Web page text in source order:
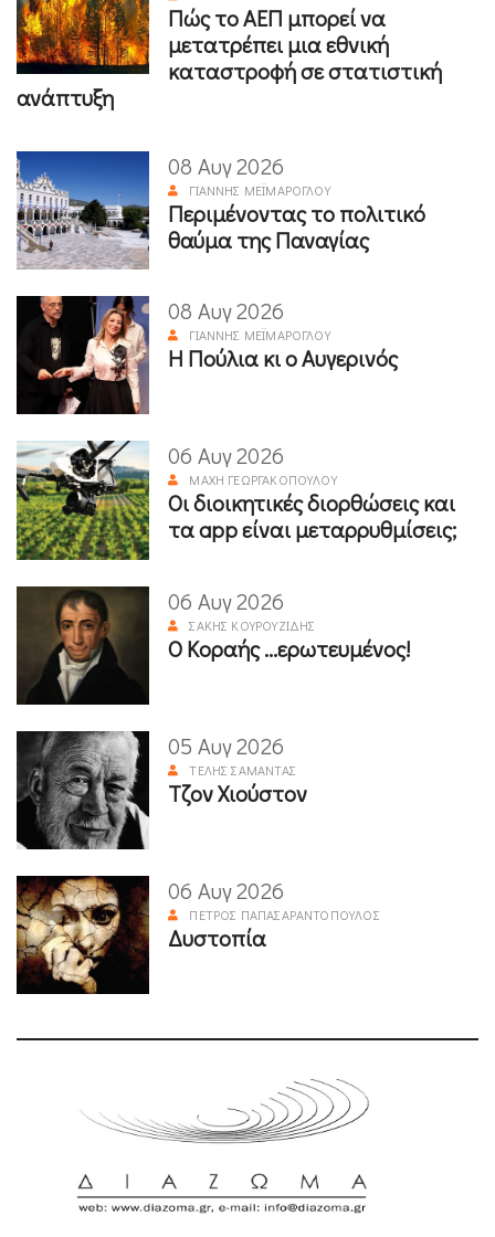
Πώς το ΑΕΠ μπορεί να
μετατρέπει μια εθνική
καταστροφή σε στατιστική
ανάπτυξη
08 Αυγ 2026
ΓΙΆΝΝΗΣ ΜΕΪΜΆΡΟΓΛΟΥ
Περιμένοντας το πολιτικό
θαύμα της Παναγίας
08 Αυγ 2026
ΓΙΆΝΝΗΣ ΜΕΪΜΆΡΟΓΛΟΥ
Η Πούλια κι ο Αυγερινός
06 Αυγ 2026
ΜΆΧΗ ΓΕΩΡΓΑΚΟΠΟΎΛΟΥ
Οι διοικητικές διορθώσεις και
τα app είναι μεταρρυθμίσεις;
06 Αυγ 2026
ΣΆΚΗΣ ΚΟΥΡΟΥΖΊΔΗΣ
Ο Κοραής ...ερωτευμένος!
05 Αυγ 2026
ΤΈΛΗΣ ΣΑΜΑΝΤΆΣ
Τζον Χιούστον
06 Αυγ 2026
ΠΈΤΡΟΣ ΠΑΠΑΣΑΡΑΝΤΌΠΟΥΛΟΣ
Δυστοπία